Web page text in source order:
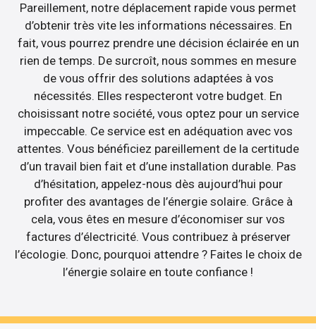
Pareillement, notre déplacement rapide vous permet
d’obtenir très vite les informations nécessaires. En
fait, vous pourrez prendre une décision éclairée en un
rien de temps. De surcroît, nous sommes en mesure
de vous offrir des solutions adaptées à vos
nécessités. Elles respecteront votre budget. En
choisissant notre société, vous optez pour un service
impeccable. Ce service est en adéquation avec vos
attentes. Vous bénéficiez pareillement de la certitude
d’un travail bien fait et d’une installation durable. Pas
d’hésitation, appelez-nous dès aujourd’hui pour
profiter des avantages de l’énergie solaire. Grâce à
cela, vous êtes en mesure d’économiser sur vos
factures d’électricité. Vous contribuez à préserver
l’écologie. Donc, pourquoi attendre ? Faites le choix de
l’énergie solaire en toute confiance !